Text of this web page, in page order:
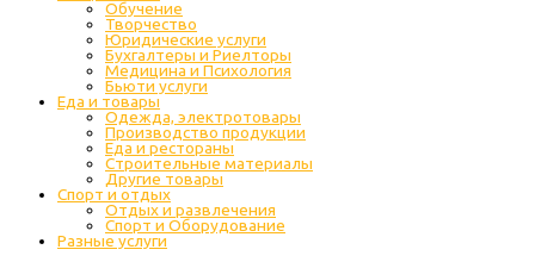
Обучение
Творчество
Юридические услуги
Бухгалтеры и Риелторы
Медицина и Психология
Бьюти услуги
Еда и товары
Одежда, электротовары
Производство продукции
Еда и рестораны
Строительные материалы
Другие товары
Спорт и отдых
Отдых и развлечения
Спорт и Оборудование
Разные услуги